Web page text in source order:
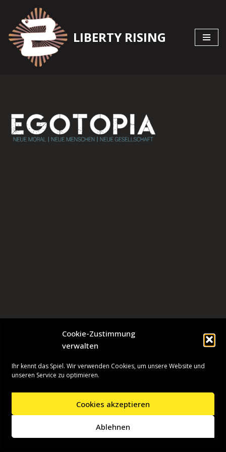
Cookie-Zustimmung
verwalten
Ihr kennt das Spiel. Wir verwenden Cookies, um unsere Website und
unseren Service zu optimieren.
Cookies akzeptieren
Ablehnen
Zum
Inhalt
springen
LIBERTY RISING
| Präsentiert vonWordPress
Presseinformationen